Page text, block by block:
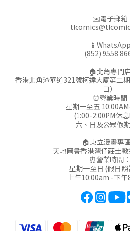
✉️電子郵箱
📱WhatsApp
(852) 9558
🏠北角專門
香港北角渣華道321號柯達大廈第二
口）
⏰營業時間
星期一至五
(1:00-2:00PM休
六、日及公眾假
🏠東立漫畫專
天地圖書香港灣仔莊士
⏰營業時間：
星期一至日 (假日照
上午10:00am -下